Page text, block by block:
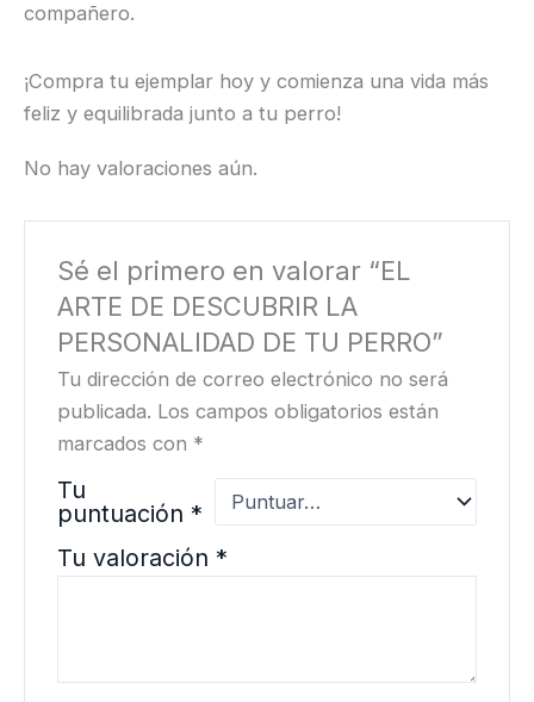
compañero.
¡Compra tu ejemplar hoy y comienza una vida más
feliz y equilibrada junto a tu perro!
No hay valoraciones aún.
Sé el primero en valorar “EL
ARTE DE DESCUBRIR LA
PERSONALIDAD DE TU PERRO”
Tu dirección de correo electrónico no será
publicada. Los campos obligatorios están
marcados con *
Tu
puntuación *
Tu valoración *